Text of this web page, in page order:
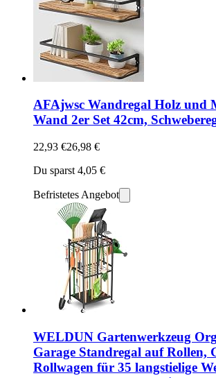
AFAjwsc Wandregal Holz und
Wand 2er Set 42cm,
22,93 €26,98 €
Du sparst 4,05 €
Befristetes Angebot
WELDUN Gartenwerkzeug
Garage Standregal auf Rollen,
Rollwagen für 35 langstielige